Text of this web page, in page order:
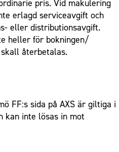
pris. Vid makulering
erlagd serviceavgift och
eller distributionsavgift.
heller för bokningen/
återbetalas.
FF:s sida på AXS är giltiga i
inte lösas in mot